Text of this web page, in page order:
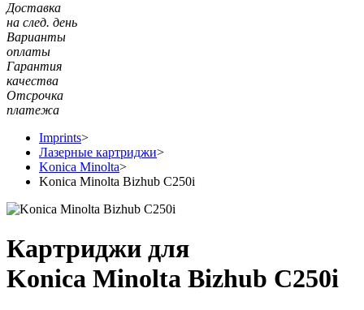
Доставка
на след. день
Варианты
оплаты
Гарантия
качества
Отсрочка
платежа
Imprints>
Лазерные картриджи>
Konica Minolta>
Konica Minolta Bizhub C250i
Картриджи для
Konica Minolta Bizhub C250i